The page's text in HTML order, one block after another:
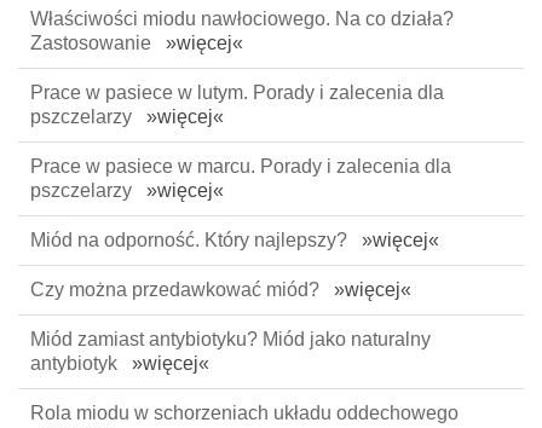
Właściwości miodu nawłociowego. Na co działa?
Zastosowanie »więcej«
Prace w pasiece w lutym. Porady i zalecenia dla
pszczelarzy »więcej«
Prace w pasiece w marcu. Porady i zalecenia dla
pszczelarzy »więcej«
Miód na odporność. Który najlepszy? »więcej«
Czy można przedawkować miód? »więcej«
Miód zamiast antybiotyku? Miód jako naturalny
antybiotyk »więcej«
Rola miodu w schorzeniach układu oddechowego